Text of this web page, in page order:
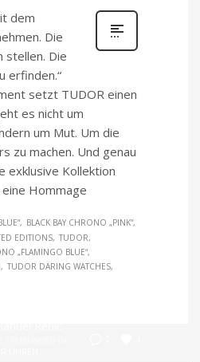
dem
Die
stellen. Die
erfinden.“
setzt TUDOR einen
es nicht um
um Mut. Um die
zu machen. Und genau
exklusive Kollektion
Hommage
BLACK BAY CHRONO „PINK“
EDITIONS TUDOR
„FLAMINGO BLUE“
TUDOR DARING WATCHES